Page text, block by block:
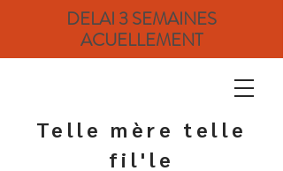
DELAI 3 SEMAINES
ACUELLEMENT
Telle mère telle
fil'le